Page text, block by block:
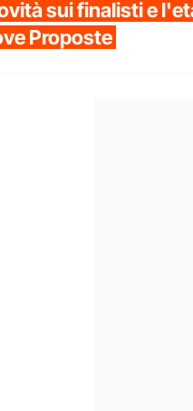
sui finalisti e
Proposte